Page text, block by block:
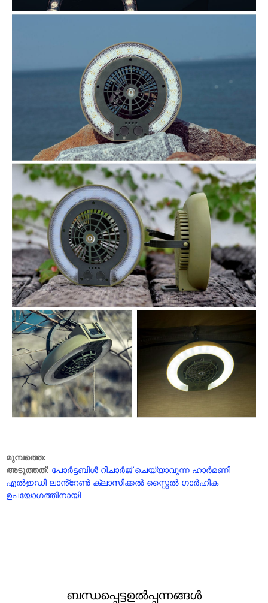
മുമ്പത്തെ:
അടുത്തത്: പോർട്ടബിൾ റീചാർജ് ചെയ്യാവുന്ന ഹാർമണി
എൽഇഡി ലാൻ്റേൺ ക്ലാസിക്കൽ സ്റ്റൈൽ ഗാർഹിക
ഉപയോഗത്തിനായി
ബന്ധപ്പെട്ടഉൽപ്പന്നങ്ങൾ